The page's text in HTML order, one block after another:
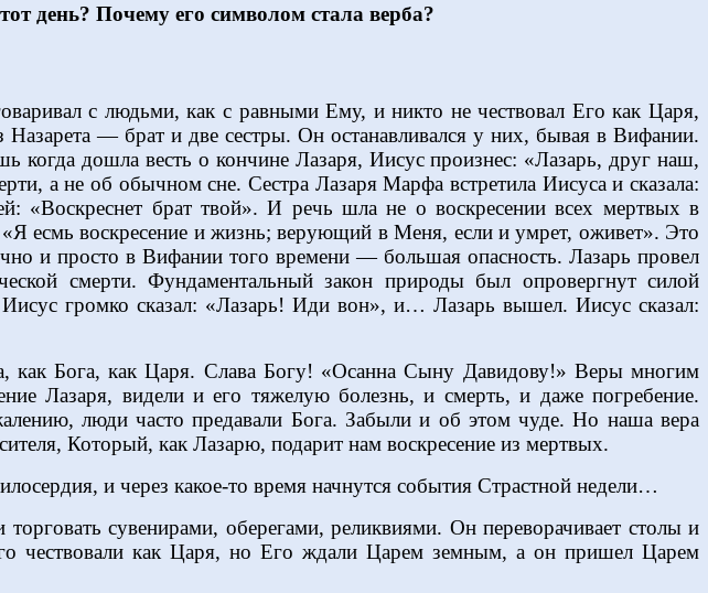
день? Почему его символом стала верба?
с людьми, как с равными Ему, и никто не чествовал Его как Царя,
— брат и две сестры. Он останавливался у них, бывая в Вифании.
когда дошла весть о кончине Лазаря, Иисус произнес: «Лазарь, друг наш,
а не об обычном сне. Сестра Лазаря Марфа встретила Иисуса и сказала:
брат твой». И речь шла не о воскресении всех мертвых в
есмь воскресение и жизнь; верующий в Меня, если и умрет, оживет». Это
и просто в Вифании того времени — большая опасность. Лазарь провел
смерти. Фундаментальный закон природы был опровергнут силой
громко сказал: «Лазарь! Иди вон», и… Лазарь вышел. Иисус сказал:
как Бога, как Царя. Слава Богу! «Осанна Сыну Давидову!» Веры многим
Лазаря, видели и его тяжелую болезнь, и смерть, и даже погребение.
люди часто предавали Бога. Забыли и об этом чуде. Но наша вера
Который, как Лазарю, подарит нам воскресение из мертвых.
и через какое-то время начнутся события Страстной недели…
сувенирами, оберегами, реликвиями. Он переворачивает столы и
чествовали как Царя, но Его ждали Царем земным, а он пришел Царем